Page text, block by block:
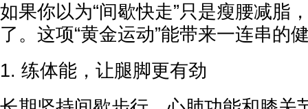
如果你以为“间歇快走”只是瘦腰减脂
了。这项“黄金运动”能带来一连串的
1. 练体能，让腿脚更有劲